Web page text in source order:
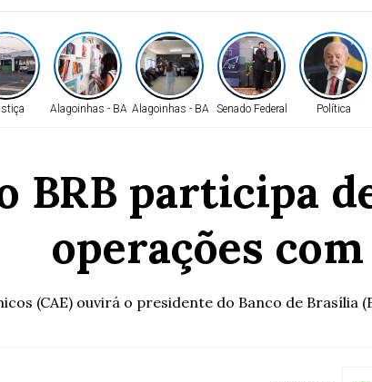
Alagoinhas - BA Alagoinhas - BA Senado Federal Política
BRB participa
operações
(CAE) ouvirá o presidente do Banco de